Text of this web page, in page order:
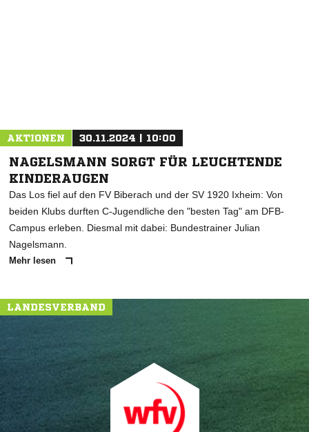
AKTIONEN 30.11.2024 | 10:00
NAGELSMANN SORGT FÜR LEUCHTENDE
KINDERAUGEN
Das Los fiel auf den FV Biberach und der SV 1920 Ixheim: Von
beiden Klubs durften C-Jugendliche den "besten Tag" am DFB-
Campus erleben. Diesmal mit dabei: Bundestrainer Julian
Nagelsmann.
Mehr lesen
LANDESVERBAND